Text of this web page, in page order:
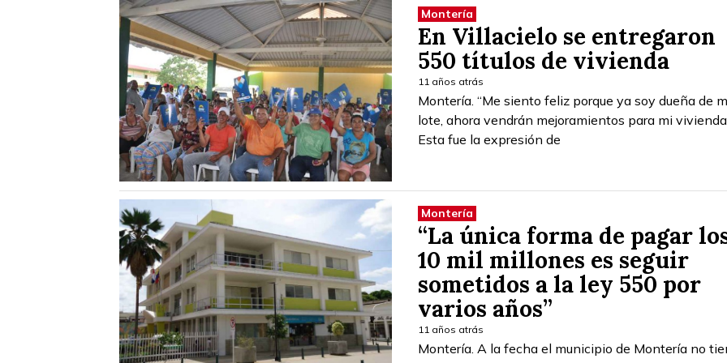
Montería
En Villacielo se entregaron
550 títulos de vivienda
11 años atrás
Montería. “Me siento feliz porque ya soy dueña de
lote, ahora vendrán mejoramientos para mi
Esta fue la expresión de
Montería
“La única forma de pagar
10 mil millones es seguir
sometidos a la ley 550 por
varios años”
11 años atrás
Montería. A la fecha el municipio de Montería no